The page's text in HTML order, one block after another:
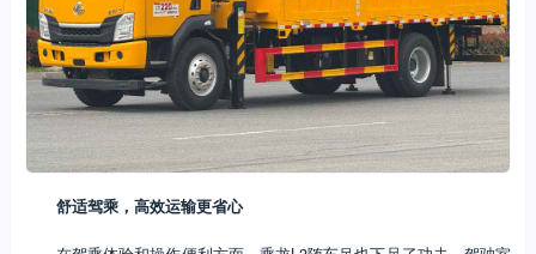
舒适驾乘，高效运输更省心